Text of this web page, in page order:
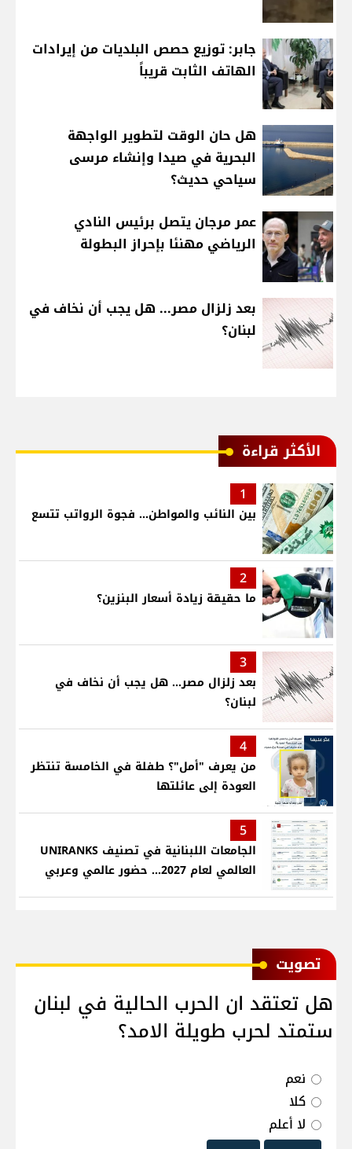
جابر: توزيع حصص البلديات من إيرادات
الهاتف الثابت قريباً
هل حان الوقت لتطوير الواجهة
البحرية في صيدا وإنشاء مرسى
سياحي حديث؟
عمر مرجان يتصل برئيس النادي
الرياضي مهنئا بإحراز البطولة
بعد زلزال مصر... هل يجب أن نخاف في
لبنان؟
الأكثر قراءة
1
بين النائب والمواطن... فجوة الرواتب تتسع
2
ما حقيقة زيادة أسعار البنزين؟
3
بعد زلزال مصر... هل يجب أن نخاف في
لبنان؟
4
من يعرف "أمل"؟ طفلة في الخامسة تنتظر
العودة إلى عائلتها
5
الجامعات اللبنانية في تصنيف UNIRANKS
العالمي لعام 2027... حضور عالمي وعربي
ﺗﺼﻮﻳﺖ
هل تعتقد ان الحرب الحالية في لبنان
ستمتد لحرب طويلة الامد؟
نعم
كلا
لا أعلم